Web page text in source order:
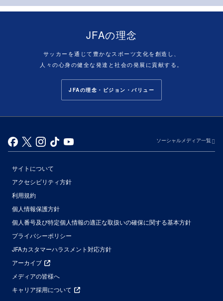
JFAの理念
サッカーを通じて豊かなスポーツ文化を創造し、
人々の心身の健全な発達と社会の発展に貢献する。
JFAの理念・ビジョン・バリュー
ソーシャルメディア一覧
サイトについて
アクセシビリティ方針
利用規約
個人情報保護方針
個人番号及び特定個人情報の適正な取扱いの確保に関する基本方針
プライバシーポリシー
JFAカスタマーハラスメント対応方針
アーカイブ
メディアの皆様へ
キャリア採用について